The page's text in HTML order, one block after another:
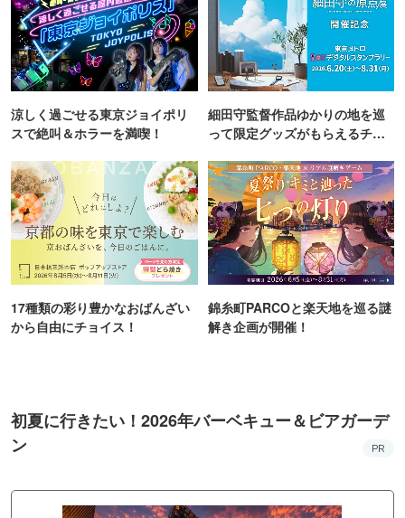
涼しく過ごせる東京ジョイポリ
スで絶叫＆ホラーを満喫！
細田守監督作品ゆかりの地を巡
って限定グッズがもらえるチャ
17種類の彩り豊かなおばんざい
から自由にチョイス！
錦糸町PARCOと楽天地を巡る謎
解き企画が開催！
初夏に行きたい！2026年バーベキュー＆ビアガーデ
ン
PR